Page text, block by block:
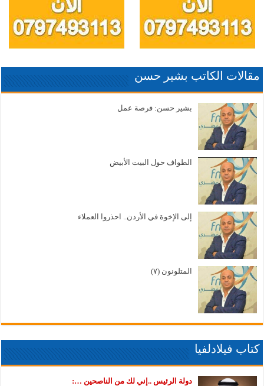
مقالات الكاتب بشير حسن
بشير حسن: فرصة عمل
الطواف حول البيت الأبيض
إلى الإخوة في الأردن.. احذروا العملاء
المتلونون (٧)
كتاب فيلادلفيا
دولة الرئيس ..إني لك من الناصحين …: